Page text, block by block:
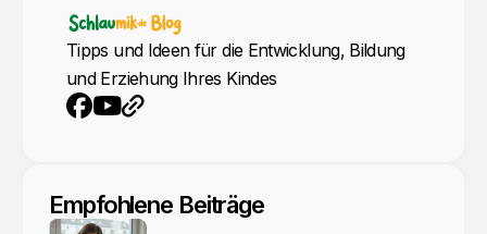
Tipps und Ideen für die Entwicklung, Bildung
und Erziehung Ihres Kindes
Empfohlene Beiträge